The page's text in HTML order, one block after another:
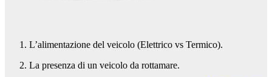
L’alimentazione del veicolo (Elettrico vs Termico).
La presenza di un veicolo da rottamare.